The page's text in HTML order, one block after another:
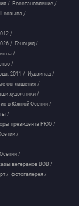
/ Восстановление /
созыва /
/
/ Геноцид /
/
/
2011 / Иудзинад /
соглашения /
художники /
в Южной Осетии /
/
президента РЮО /
/
/
ветеранов ВОВ /
/ фотогалерея /